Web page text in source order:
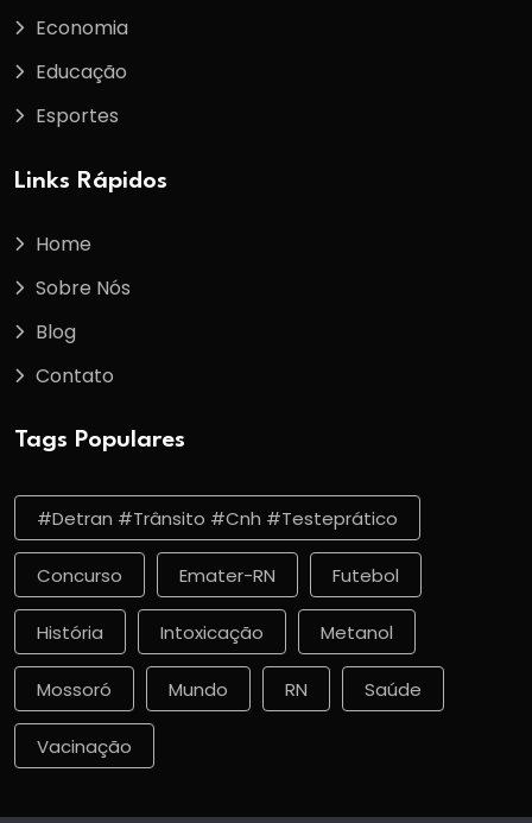
Economia
Educação
Esportes
Links Rápidos
Home
Sobre Nós
Blog
Contato
Tags Populares
#detran #trânsito #cnh #testeprático
Concurso Emater-RN Futebol
História Intoxicação Metanol
Mossoró Mundo RN Saúde
Vacinação